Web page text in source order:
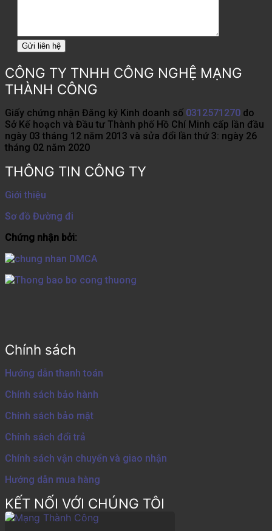
CÔNG TY TNHH CÔNG NGHỆ MẠNG
THÀNH CÔNG
Giấy chứng nhận Đăng ký Kinh doanh số 0312571270 do
Sở Kế hoạch và Đầu tư Thành phố Hồ Chí Minh cấp lần đầu
ngày 03 tháng 12 năm 2013 và sửa đổi lần thứ 3: ngày 26
tháng 02 năm 2020
THÔNG TIN CÔNG TY
Giới thiệu
Sơ đồ Đường đi
Chứng nhận bởi:
Chính sách
Hướng dẫn thanh toán
Chính sách bảo hành
Chính sách bảo mật
Chính sách đổi trả
Chính sách vận chuyển và giao nhận
Hướng dẫn mua hàng
KẾT NỐI VỚI CHÚNG TÔI